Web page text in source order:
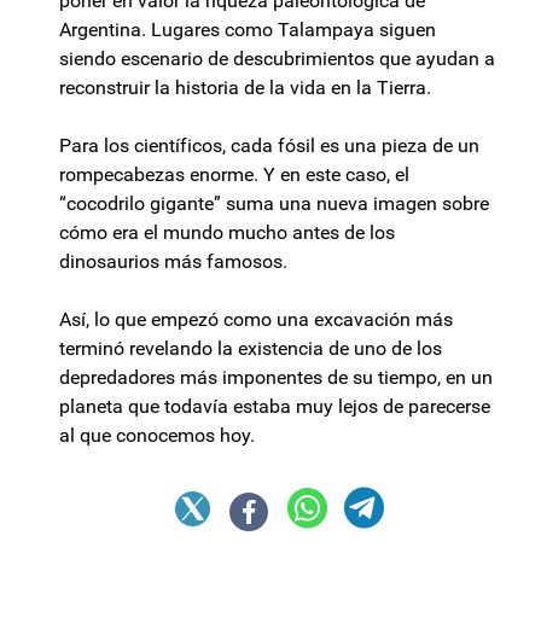
Argentina. Lugares como Talampaya siguen
siendo escenario de descubrimientos que ayudan a
reconstruir la historia de la vida en la Tierra.
Para los científicos, cada fósil es una pieza de un
rompecabezas enorme. Y en este caso, el
“cocodrilo gigante” suma una nueva imagen sobre
cómo era el mundo mucho antes de los
dinosaurios más famosos.
Así, lo que empezó como una excavación más
terminó revelando la existencia de uno de los
depredadores más imponentes de su tiempo, en un
planeta que todavía estaba muy lejos de parecerse
al que conocemos hoy.